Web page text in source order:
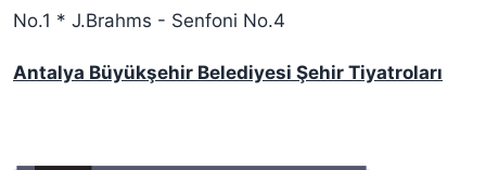
No.1 * J.Brahms - Senfoni No.4
Antalya Büyükşehir Belediyesi Şehir Tiyatroları